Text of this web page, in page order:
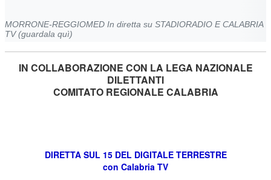
MORRONE-REGGIOMED In diretta su STADIORADIO E CALABRIA
TV (guardala quì)
IN COLLABORAZIONE CON LA LEGA NAZIONALE
DILETTANTI
COMITATO REGIONALE CALABRIA
DIRETTA SUL 15 DEL DIGITALE TERRESTRE
con Calabria TV